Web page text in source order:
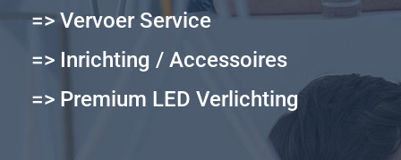
=> Vervoer Service
=> Inrichting / Accessoires
=> Premium LED Verlichting